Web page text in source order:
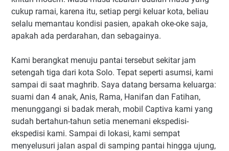
cukup ramai, karena itu, setiap pergi keluar kota, beliau
selalu memantau kondisi pasien, apakah oke-oke saja,
apakah ada perdarahan, dan sebagainya.
Kami berangkat menuju pantai tersebut sekitar jam
setengah tiga dari kota Solo. Tepat seperti asumsi, kami
sampai di saat maghrib. Saya datang bersama keluarga:
suami dan 4 anak, Anis, Rama, Hanifan dan Fatihan,
menunggangi si badak merah, mobil Captiva kami yang
sudah bertahun-tahun setia menemani ekspedisi-
ekspedisi kami. Sampai di lokasi, kami sempat
menyelusuri jalan aspal di samping pantai hingga ujung,